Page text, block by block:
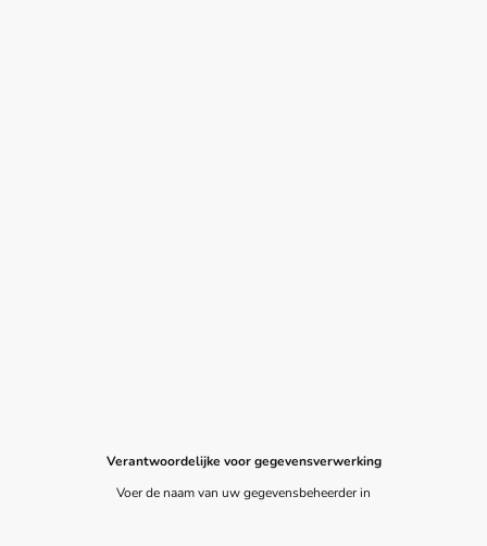
Verantwoordelijke voor gegevensverwerking
Voer de naam van uw gegevensbeheerder in